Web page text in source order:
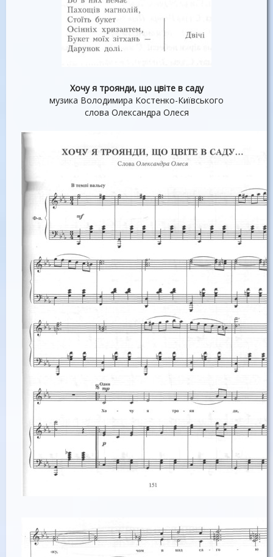
Хочу я троянди, що цвіте в саду
музика Володимира Костенко-Київського
слова Олександра Олеся